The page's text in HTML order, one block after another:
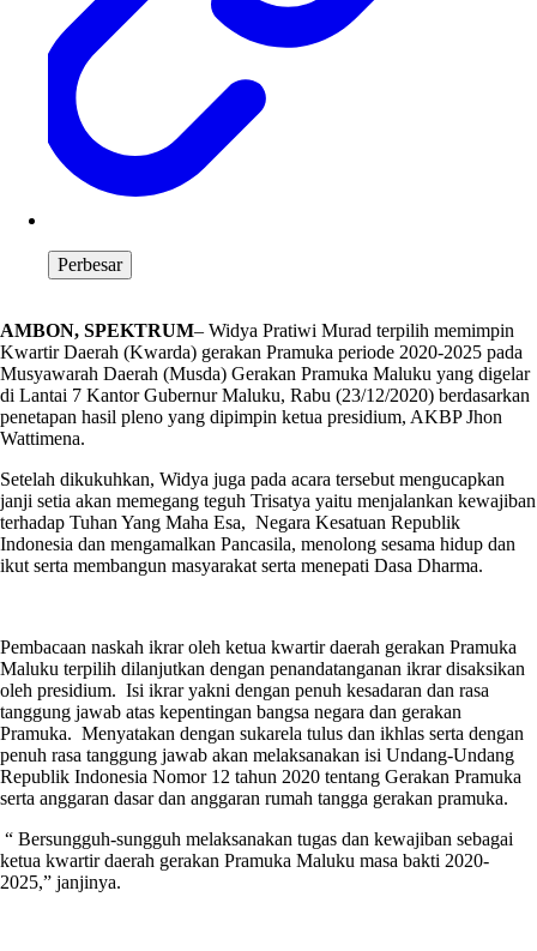
Perbesar
AMBON, SPEKTRUM– Widya Pratiwi Murad terpilih memimpin
Kwartir Daerah (Kwarda) gerakan Pramuka periode 2020-2025 pada
Musyawarah Daerah (Musda) Gerakan Pramuka Maluku yang digelar
di Lantai 7 Kantor Gubernur Maluku, Rabu (23/12/2020) berdasarkan
penetapan hasil pleno yang dipimpin ketua presidium, AKBP Jhon
Wattimena.
Setelah dikukuhkan, Widya juga pada acara tersebut mengucapkan
janji setia akan memegang teguh Trisatya yaitu menjalankan kewajiban
terhadap Tuhan Yang Maha Esa, Negara Kesatuan Republik
Indonesia dan mengamalkan Pancasila, menolong sesama hidup dan
ikut serta membangun masyarakat serta menepati Dasa Dharma.
Pembacaan naskah ikrar oleh ketua kwartir daerah gerakan Pramuka
Maluku terpilih dilanjutkan dengan penandatanganan ikrar disaksikan
oleh presidium. Isi ikrar yakni dengan penuh kesadaran dan rasa
tanggung jawab atas kepentingan bangsa negara dan gerakan
Pramuka. Menyatakan dengan sukarela tulus dan ikhlas serta dengan
penuh rasa tanggung jawab akan melaksanakan isi Undang-Undang
Republik Indonesia Nomor 12 tahun 2020 tentang Gerakan Pramuka
serta anggaran dasar dan anggaran rumah tangga gerakan pramuka.
“ Bersungguh-sungguh melaksanakan tugas dan kewajiban sebagai
ketua kwartir daerah gerakan Pramuka Maluku masa bakti 2020-
2025,” janjinya.